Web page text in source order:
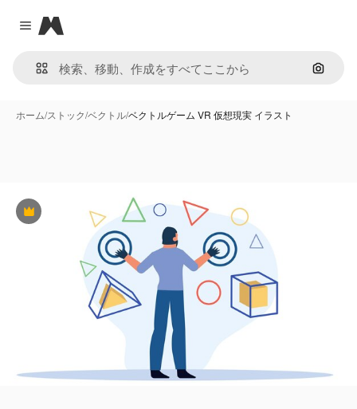
Close menu
Magnific
画像で
ホーム/ストック/ベクトル/ベクトルゲーム VR 仮想現実 イラスト
Premium